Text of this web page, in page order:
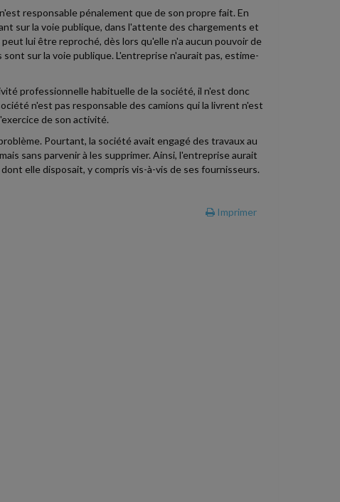
responsable pénalement que de son propre fait. En
sur la voie publique, dans l'attente des chargements et
lui être reproché, dès lors qu'elle n'a aucun pouvoir de
sur la voie publique. L'entreprise n'aurait pas, estime-
professionnelle habituelle de la société, il n'est donc
n'est pas responsable des camions qui la livrent n'est
de son activité.
Pourtant, la société avait engagé des travaux au
sans parvenir à les supprimer. Ainsi, l'entreprise aurait
elle disposait, y compris vis-à-vis de ses fournisseurs.
Imprimer